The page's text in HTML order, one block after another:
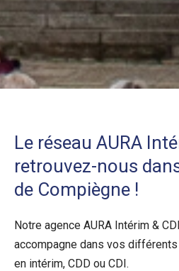
Le réseau AURA
retrouvez-nous
de Compiègne !
Notre agence AURA Intérim &
accompagne dans vos
en intérim, CDD ou CDI.